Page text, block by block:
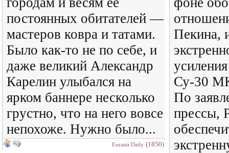
постоянных обитателей —
мастеров ковра и татами.
Было как-то не по себе, и
даже великий Александр
Карелин улыбался на
ярком баннере несколько
грустно, что на него вовсе
непохоже. Нужно было...
Eurasia Daily (1850)
Пекина,
Су-30
По
прессы,